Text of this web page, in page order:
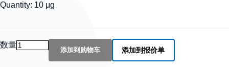
Quantity: 10 μg
数量
添加到购物车 添加到报价单